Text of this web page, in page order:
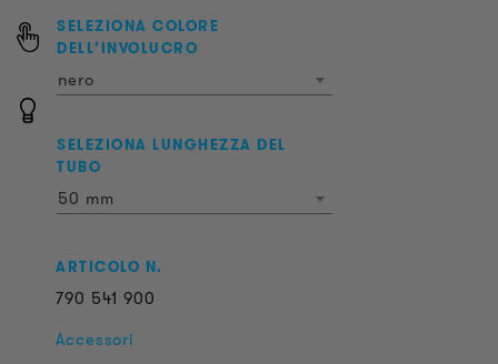
SELEZIONA COLORE
DELL’INVOLUCRO
nero
SELEZIONA LUNGHEZZA DEL
TUBO
50 mm
ARTICOLO N.
790 541 900
Accessori